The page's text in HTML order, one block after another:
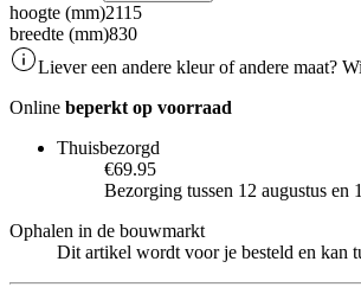
hoogte (mm)2115
breedte (mm)830
Liever een andere kleur of andere maat?
Online beperkt op voorraad
Thuisbezorgd
€69.95
Bezorging tussen 12 augustus en
Ophalen in de bouwmarkt
Dit artikel wordt voor je besteld en kan